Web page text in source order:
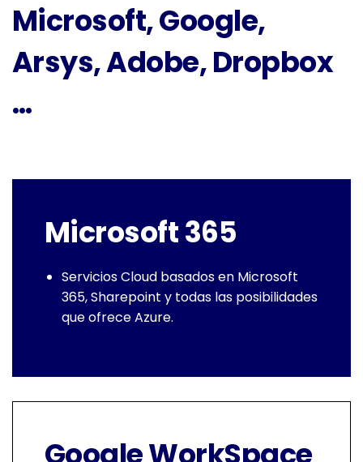
Microsoft, Google,
Arsys, Adobe, Dropbox
…
Microsoft 365
Servicios Cloud basados en Microsoft
365, Sharepoint y todas las posibilidades
que ofrece Azure.